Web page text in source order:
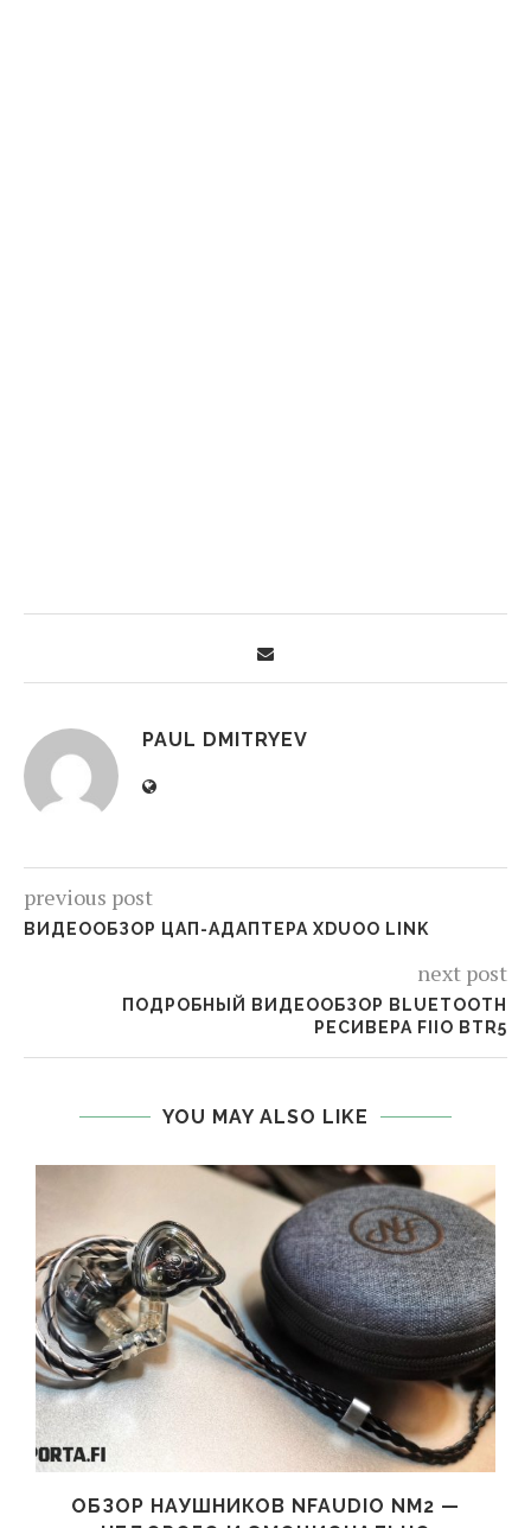
PAUL DMITRYEV
previous post
ВИДЕООБЗОР ЦАП-АДАПТЕРА XDUOO LINK
next post
ПОДРОБНЫЙ ВИДЕООБЗОР BLUETOOTH
РЕСИВЕРА FIIO BTR5
YOU MAY ALSO LIKE
ОБЗОР НАУШНИКОВ NFAUDIO NM2 —